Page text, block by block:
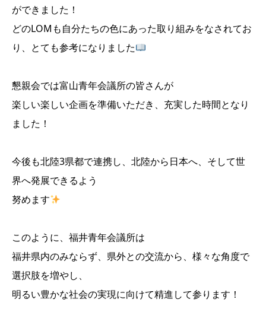
ができました！
どのLOMも自分たちの色にあった取り組みをなされてお
り、とても参考になりました
懇親会では富山青年会議所の皆さんが
楽しい楽しい企画を準備いただき、充実した時間となり
ました！
今後も北陸3県都で連携し、北陸から日本へ、そして世
界へ発展できるよう
努めます
このように、福井青年会議所は
福井県内のみならず、県外との交流から、様々な角度で
選択肢を増やし、
明るい豊かな社会の実現に向けて精進して参ります！